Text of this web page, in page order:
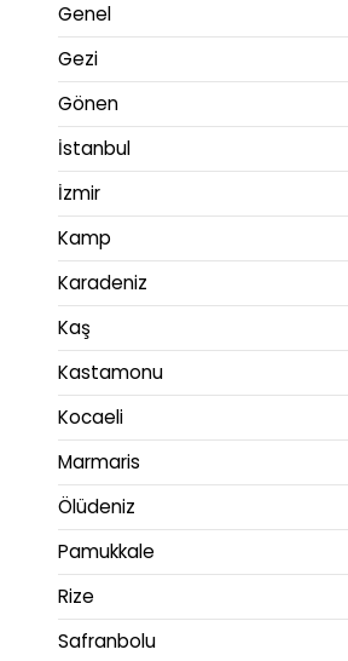
Genel
Gezi
Gönen
İstanbul
İzmir
Kamp
Karadeniz
Kaş
Kastamonu
Kocaeli
Marmaris
Ölüdeniz
Pamukkale
Rize
Safranbolu